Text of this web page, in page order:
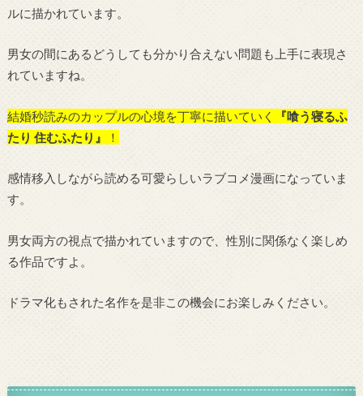
ルに描かれています。
男女の間にあるどうしても分かり合えない問題も上手に表現さ
れていますね。
結婚秒読みのカップルの心境を丁寧に描いていく
『喰う寝るふ
たり 住むふたり』
！
感情移入しながら読める可愛らしいラブコメ漫画になっていま
す。
男女両方の視点で描かれていますので、性別に関係なく楽しめ
る作品ですよ。
ドラマ化もされた名作を是非この機会にお楽しみください。